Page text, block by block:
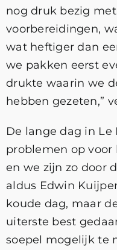
nog druk bezig
voorbereidingen,
wat heftiger dan
we pakken eerst
drukte waarin we
hebben gezeten,”
De lange dag in Le
problemen op voor
en we zijn zo door
aldus Edwin
koude dag, maar
uiterste best
soepel mogelijk te